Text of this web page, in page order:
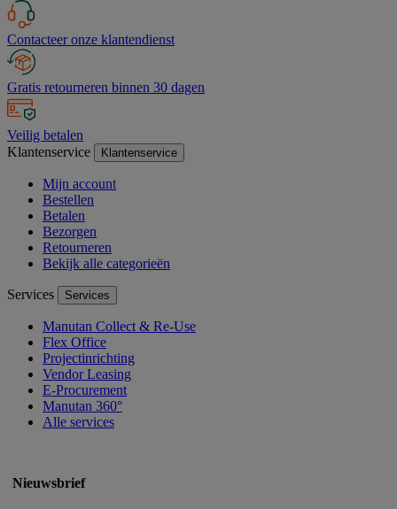
Contacteer onze klantendienst
Gratis retourneren binnen 30 dagen
Veilig betalen
Klantenservice
Klantenservice
Mijn account
Bestellen
Betalen
Bezorgen
Retourneren
Bekijk alle categorieën
Services Services
Manutan Collect & Re-Use
Flex Office
Projectinrichting
Vendor Leasing
E-Procurement
Manutan 360°
Alle services
Nieuwsbrief